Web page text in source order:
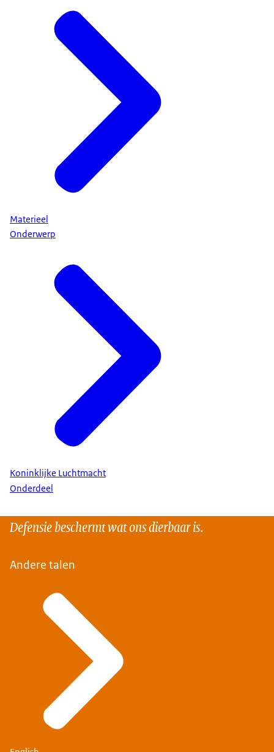
Materieel
Onderwerp
Koninklijke Luchtmacht
Onderdeel
Defensie beschermt wat ons dierbaar is.
Andere talen